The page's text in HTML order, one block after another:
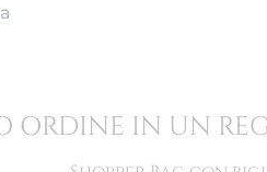
ORDINE IN UN